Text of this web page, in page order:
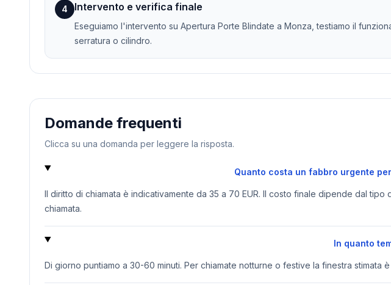
4 Intervento e verifica finale
Eseguiamo l'intervento su Apertura Porte Blindate a Monza, testiamo il
serratura o cilindro.
Domande frequenti
Clicca su una domanda per leggere la risposta.
Quanto costa un fabbro urgente
Il diritto di chiamata è indicativamente da 35 a 70 EUR. Il costo finale dipende dal
chiamata.
In quanto
Di giorno puntiamo a 30-60 minuti. Per chiamate notturne o festive la finestra